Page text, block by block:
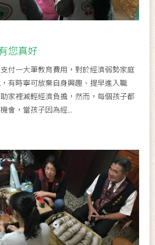
您真好
付一大筆教育費用，對於經濟弱勢家庭
有時寧可放棄自身興趣、提早進入職
家裡減輕經濟負擔，然而，每個孩子都
會，當孩子因為經...